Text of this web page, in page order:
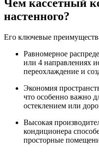
Чем кассетный
настенного?
Его ключевые
Равномерное
или 4 направлениях
переохлаждение и
Экономия
что особенно важно
остеклением или
Высокая
кондиционера
просторные